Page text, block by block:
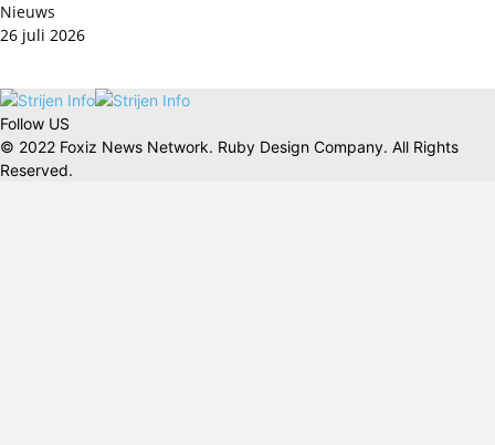
Nieuws
26 juli 2026
Follow US
© 2022 Foxiz News Network. Ruby Design Company. All Rights
Reserved.